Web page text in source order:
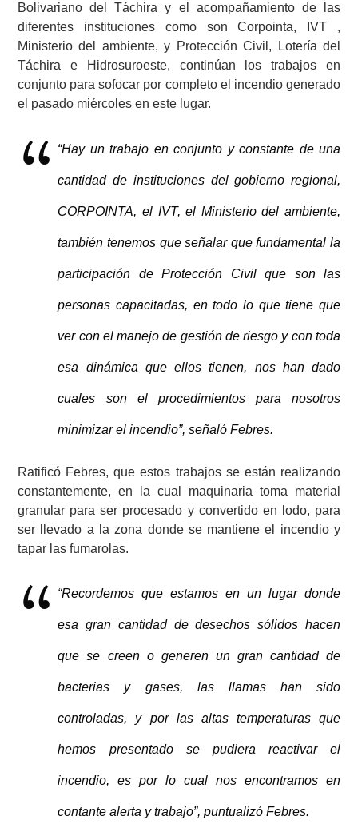
Bolivariano del Táchira y el acompañamiento de las
diferentes instituciones como son Corpointa, IVT ,
Ministerio del ambiente, y Protección Civil, Lotería del
Táchira e Hidrosuroeste, continúan los trabajos en
conjunto para sofocar por completo el incendio generado
el pasado miércoles en este lugar.
“Hay un trabajo en conjunto y constante de una
cantidad de instituciones del gobierno regional,
CORPOINTA, el IVT, el Ministerio del ambiente,
también tenemos que señalar que fundamental la
participación de Protección Civil que son las
personas capacitadas, en todo lo que tiene que
ver con el manejo de gestión de riesgo y con toda
esa dinámica que ellos tienen, nos han dado
cuales son el procedimientos para nosotros
minimizar el incendio”, señaló Febres.
Ratificó Febres, que estos trabajos se están realizando
constantemente, en la cual maquinaria toma material
granular para ser procesado y convertido en lodo, para
ser llevado a la zona donde se mantiene el incendio y
tapar las fumarolas.
“Recordemos que estamos en un lugar donde
esa gran cantidad de desechos sólidos hacen
que se creen o generen un gran cantidad de
bacterias y gases, las llamas han sido
controladas, y por las altas temperaturas que
hemos presentado se pudiera reactivar el
incendio, es por lo cual nos encontramos en
contante alerta y trabajo”, puntualizó Febres.